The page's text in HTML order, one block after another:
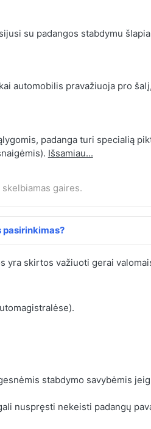
su padangos stabdymu
automobilis pravažiuoja pro
padanga turi specialią
Išsamiau...
gaires.
pasirinkimas?
skirtos važiuoti gerai
stabdymo savybėmis
nuspręsti nekeisti padangų